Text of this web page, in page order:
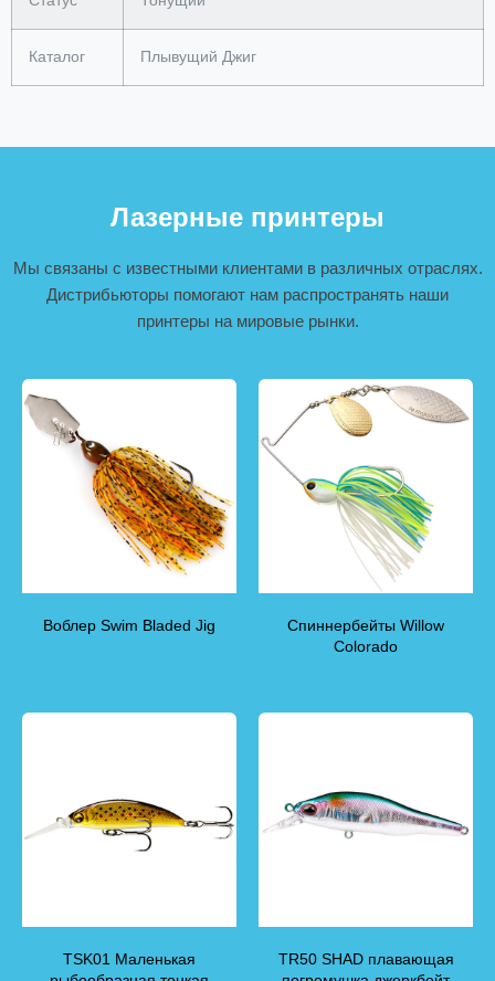
Каталог Плывущий Джиг
Лазерные принтеры
Мы связаны с известными клиентами в различных отраслях.
Дистрибьюторы помогают нам распространять наши
принтеры на мировые рынки.
Воблер Swim Bladed Jig
Спиннербейты Willow
Colorado
TSK01 Маленькая
TR50 SHAD плавающая